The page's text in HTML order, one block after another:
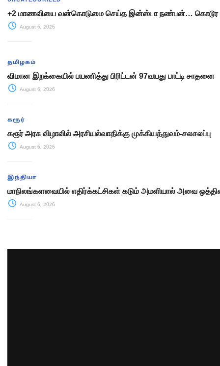
+2 மாணவியை வன்கொடுமை செய்த இன்ஸ்டா நண்பன்… கொடூர
August 6, 2026
தமிழகம்
விமான இறக்கையில் பயணித்து பிரிட்டன் 97வயது பாட்டி சாதனை
August 6, 2026
கரூர்
கரூர் அரசு விழாவில் அரசியல்வாதிக்கு முக்கியத்துவம்-சலசலப்பு
August 6, 2026
இந்தியா
மாநிலங்களவையில் எதிர்க்கட்சிகள் கடும் அமளியால் அவை
August 6, 2026